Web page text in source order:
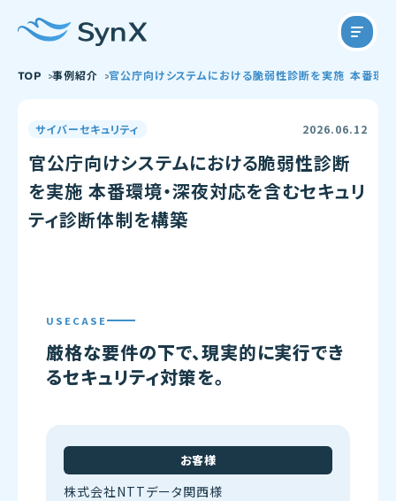
TOP 事例紹介 官公庁向けシステムにおける脆弱性診断を実施 本番環
サイバーセキュリティ 2026.06.12
官公庁向けシステムにおける脆弱性診断
を実施 本番環境・深夜対応を含むセキュリ
ティ診断体制を構築
USECASE
厳格な要件の下で、現実的に実行でき
るセキュリティ対策を。
お客様
株式会社NTTデータ関西様